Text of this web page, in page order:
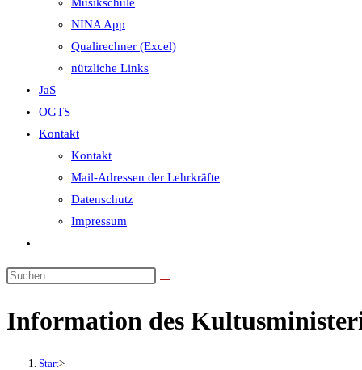
NINA App
Qualirechner (Excel)
nützliche Links
JaS
OGTS
Kontakt
Kontakt
Mail-Adressen der Lehrkräfte
Datenschutz
Impressum
umschalten
Information des
Start>